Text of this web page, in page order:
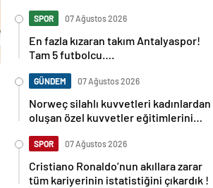
SPOR 07 Ağustos 2026
En fazla kızaran takım Antalyaspor!
Tam 5 futbolcu….
GÜNDEM 07 Ağustos 2026
Norweç silahlı kuvvetleri kadınlardan
oluşan özel kuvvetler eğitimlerini
SPOR 07 Ağustos 2026
Cristiano Ronaldo’nun akıllara zarar
tüm kariyerinin istatistiğini çıkardık !